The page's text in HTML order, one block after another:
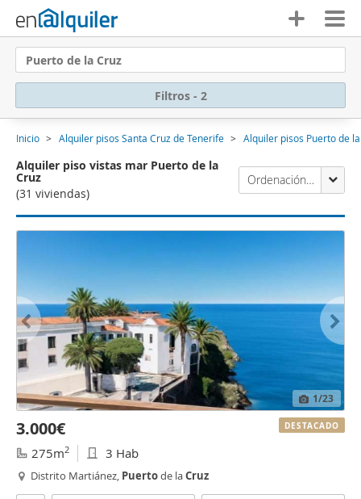
Puerto de la Cruz
Filtros - 2
Inicio Alquiler pisos Santa Cruz de Tenerife Alquiler pisos Puerto de
Alquiler piso vistas mar Puerto de la
Cruz
(31 viviendas)
Ordenación Enalquiler
1/23
3.000€
275m2 3 Hab
Distrito Martiánez, Puertode laCruz
DESTACADO